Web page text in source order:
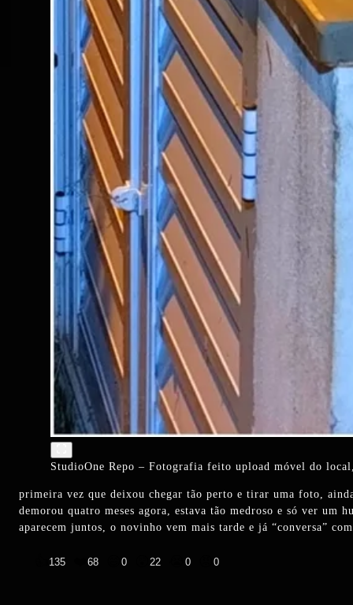
StudioOne Repo – Fotografia feito upload móvel do
primeira vez que deixou chegar tão perto e tirar uma foto,
demorou quatro meses agora, estava tão medroso e só ver um
aparecem juntos, o novinho vem mais tarde e já “conversa”
135 68 0 22 0 0